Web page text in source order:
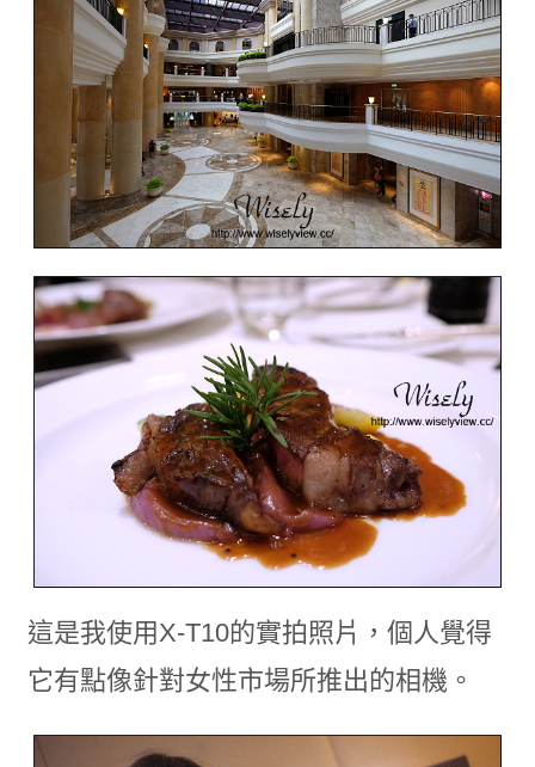
這是我使用X-T10的實拍照片，個人覺得
它有點像針對女性市場所推出的相機。